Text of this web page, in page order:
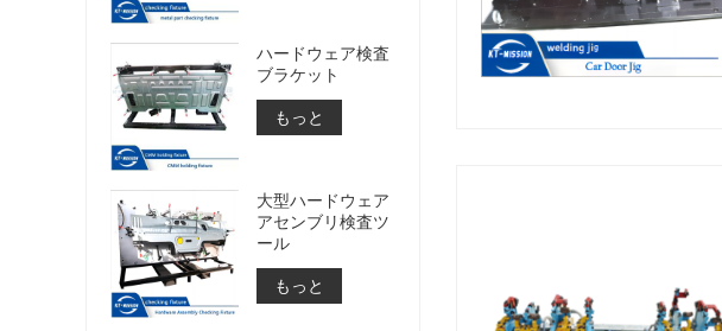
ハードウェア検査
ブラケット
もっと
大型ハードウェア
アセンブリ検査ツ
ール
もっと